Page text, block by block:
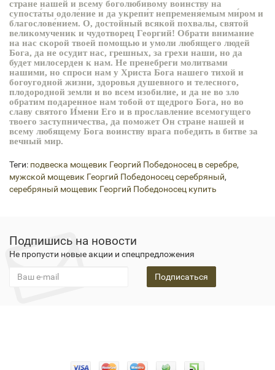
стране́ на́шей и всему́ боголюби́вому во́инству на
супоста́ты одоле́ние и да укрепи́т непременя́емым ми́ром и
благослове́нием. О, достойный всякой похвалы, святой
великомученик и чудотворец Георгий! Обрати внимание
на нас скорой твоей помощью и умоли любящего людей
Бога, да не осудит нас, грешных, за грехи наши, но да
будет милосерден к нам. Не пренебреги молитвами
нашими, но спроси нам у Христа Бога нашего тихой и
богоугодной жизни, здоровья душевного и телесного,
плодородной земли и во всем изобилие, и да не во зло
обратим подаренное нам тобой от щедрого Бога, но во
славу святого И́мени Его и в прославление всемогущего
твоего заступничества, да поможет Он стране нашей и
всему любящему Бога воинству врага победить в битве за
вечный мир.
Теги: подвеска мощевик Георгий Победоносец в серебре,
мужской мощевик Георгий Победоносец серебряный,
серебряный мощевик Георгий Победоносец купить
Подпишись на новости
Не пропусти новые акции и спецпредложения
Подписаться